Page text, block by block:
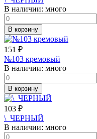
В наличии: много
В корзину
151 ₽
№103 кремовый
В наличии: много
В корзину
103 ₽
\_ЧЕРНЫЙ
В наличии: много